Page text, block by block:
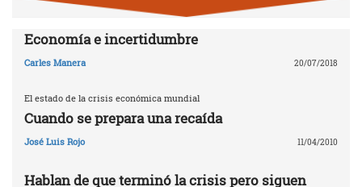
Economía e incertidumbre
Carles Manera 20/07/2018
El estado de la crisis económica mundial
Cuando se prepara una recaída
José Luis Rojo 11/04/2010
Hablan de que terminó la crisis pero siguen